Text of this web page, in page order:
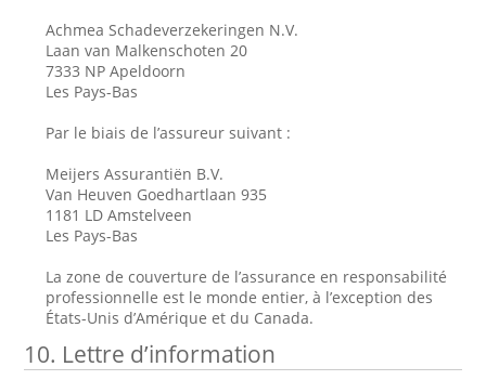
Achmea Schadeverzekeringen N.V.
Laan van Malkenschoten 20
7333 NP Apeldoorn
Les Pays-Bas
Par le biais de l’assureur suivant :
Meijers Assurantiën B.V.
Van Heuven Goedhartlaan 935
1181 LD Amstelveen
Les Pays-Bas
La zone de couverture de l’assurance en responsabilité
professionnelle est le monde entier, à l’exception des
États-Unis d’Amérique et du Canada.
10. Lettre d’information